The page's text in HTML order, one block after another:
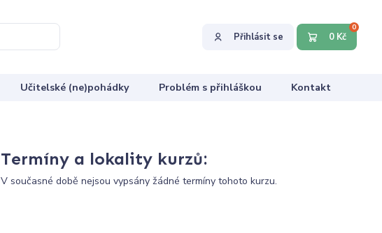
Přihlásit se 0 Kč
0
Učitelské (ne)pohádky Problém s přihláškou Kontakt
Termíny a lokality kurzů:
V současné době nejsou vypsány žádné termíny tohoto kurzu.